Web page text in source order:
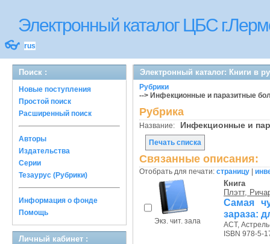
Электронный каталог ЦБС
👓 rus
Поиск :
Новые поступления
Простой поиск
Расширенный поиск
Авторы
Издательства
Серии
Тезаурус (Рубрики)
Информация о фонде
Помощь
Личный кабинет :
Электронный каталог: Книги в
Рубрики
--> Инфекционные и паразитные
Рубрика
Название: Инфекционные и
Печать списка
Связанные описания:
Отобрать для печати: страницу
Экз. чит. зала
Книга
Плэтт,
Самая
зараза:
АСТ,
ISBN 978-5-